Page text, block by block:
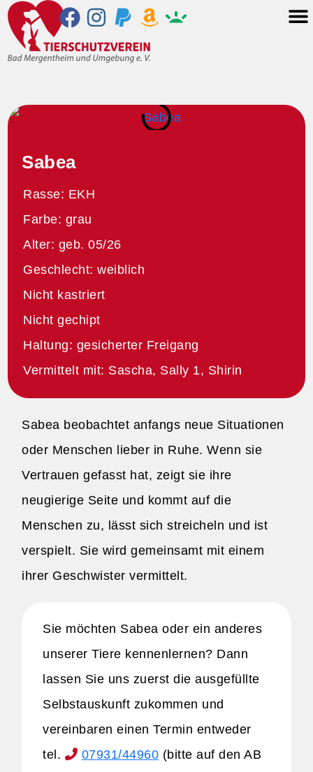
Sabea
Rasse: EKH
Farbe: grau
Alter: geb. 05/26
Geschlecht: weiblich
Nicht kastriert
Nicht gechipt
Haltung: gesicherter Freigang
Vermittelt mit: Sascha, Sally 1, Shirin
Sabea beobachtet anfangs neue Situationen
oder Menschen lieber in Ruhe. Wenn sie
Vertrauen gefasst hat, zeigt sie ihre
neugierige Seite und kommt auf die
Menschen zu, lässt sich streicheln und ist
verspielt. Sie wird gemeinsamt mit einem
ihrer Geschwister vermittelt.
Sie möchten Sabea oder ein anderes
unserer Tiere kennenlernen? Dann
lassen Sie uns zuerst die ausgefüllte
Selbstauskunft zukommen und
vereinbaren einen Termin entweder
tel.
07931/44960 (bitte auf den AB